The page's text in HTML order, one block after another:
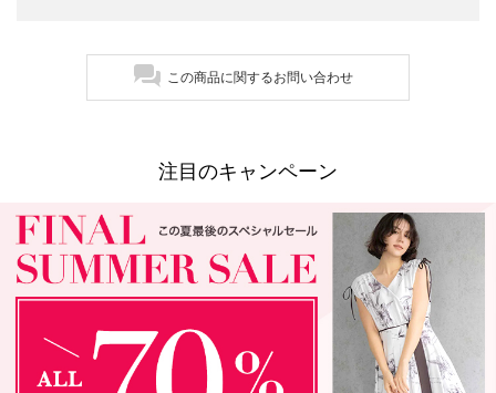
この商品に関するお問い合わせ
注目のキャンペーン